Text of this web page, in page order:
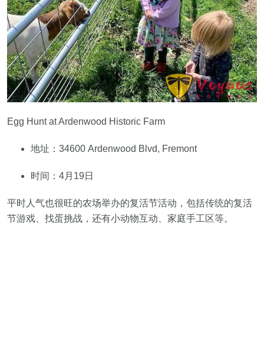
Egg Hunt at Ardenwood Historic Farm
地址：34600 Ardenwood Blvd, Fremont
时间：4月19日
平时人气也很旺的农场举办的复活节活动，包括传统的复活
节游戏、找蛋挑战，还有小动物互动、家庭手工区等。